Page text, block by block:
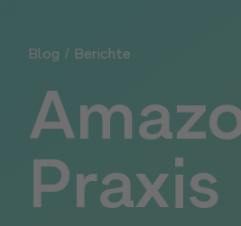
Blog / Berichte
Praxis